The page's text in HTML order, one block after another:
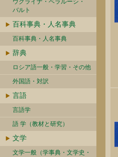
ウクライナ・ベラルーシ・
バルト
百科事典・人名事典
百科事典・人名事典
辞典
ロシア語一般・学習・その他
外国語・対訳
言語
言語学
語 学（教材と研究）
文学
文学一般（学事典・文学史・